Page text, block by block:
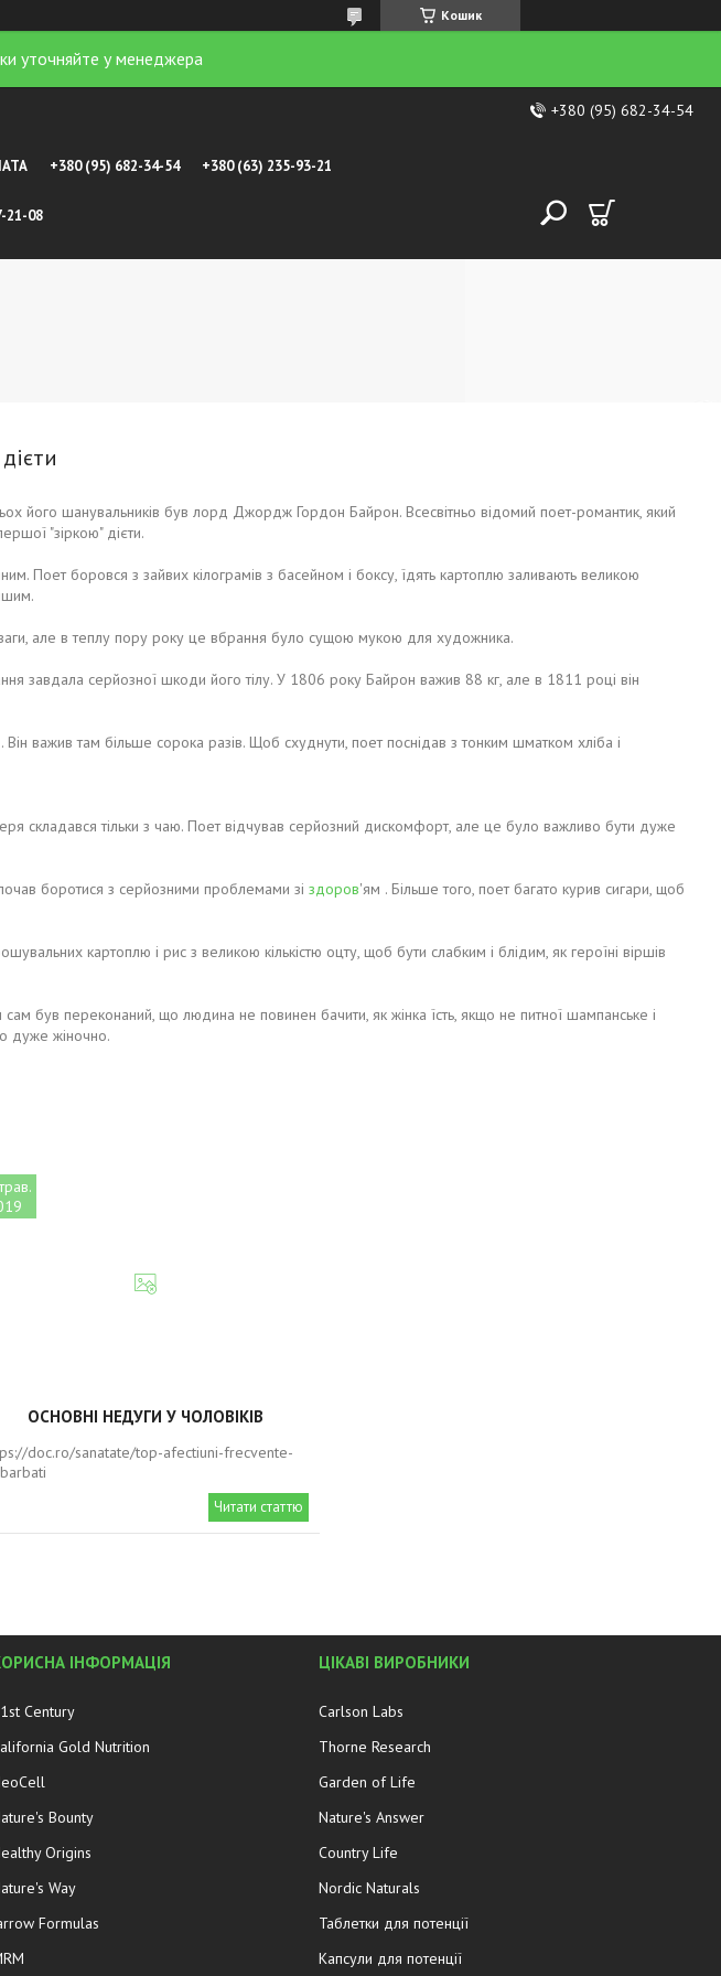
Кошик
уточняйте у менеджера
+380 (95) 682-34-54
+380 (95) 682-34-54 +380 (63) 235-93-21
21-08
його шанувальників був лорд Джордж Гордон Байрон. Всесвітньо відомий поет-романтик, який
"зіркою" дієти.
Поет боровся з зайвих кілограмів з басейном і боксу, їдять картоплю заливають великою
але в теплу пору року це вбрання було сущою мукою для художника.
завдала серйозної шкоди його тілу. У 1806 року Байрон важив 88 кг, але в 1811 році він
важив там більше сорока разів. Щоб схуднути, поет поснідав з тонким шматком хліба і
складався тільки з чаю. Поет відчував серйозний дискомфорт, але це було важливо бути дуже
боротися з серйозними проблемами зі здоров'ям . Більше того, поет багато курив сигари, щоб
картоплю і рис з великою кількістю оцту, щоб бути слабким і блідим, як героїні віршів
був переконаний, що людина не повинен бачити, як жінка їсть, якщо не питної шампанське і
дуже жіночно.
ОСНОВНІ НЕДУГИ У ЧОЛОВІКІВ
doc.ro/sanatate/top-afectiuni-frecvente-
Читати статтю
ІНФОРМАЦІЯ
Century
Gold Nutrition
Bounty
Origins
Way
Formulas
ЦІКАВІ ВИРОБНИКИ
Carlson Labs
Thorne Research
Garden of Life
Nature's Answer
Country Life
Nordic Naturals
Таблетки для потенції
Капсули для потенції